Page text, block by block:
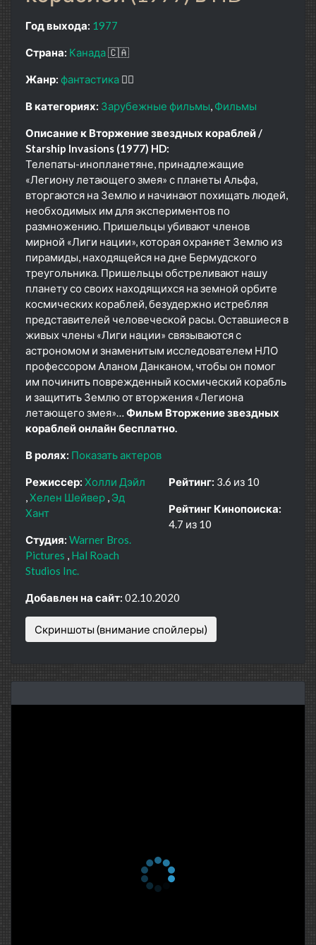
Год выхода: 1977
Страна: Канада🇨🇦
Жанр: фантастика 🧙‍♀️
В категориях: Зарубежные фильмы Фильмы
Описание к Вторжение звездных кораблей /
Starship Invasions (1977) HD:
Телепаты-инопланетяне, принадлежащие
«Легиону летающего змея» с планеты Альфа,
вторгаются на Землю и начинают похищать людей,
необходимых им для экспериментов по
размножению. Пришельцы убивают членов
мирной «Лиги нации», которая охраняет Землю из
пирамиды, находящейся на дне Бермудского
треугольника. Пришельцы обстреливают нашу
планету со своих находящихся на земной орбите
космических кораблей, безудержно истребляя
представителей человеческой расы. Оставшиеся в
живых члены «Лиги нации» связываются с
астрономом и знаменитым исследователем НЛО
профессором Аланом Данканом, чтобы он помог
им починить поврежденный космический корабль
и защитить Землю от вторжения «Легиона
летающего змея»… Фильм Вторжение звездных
кораблей онлайн бесплатно.
В ролях: Показать актеров
Режиссер: Холли Дэйл
Хелен Шейвер Эд
Хант
Студия: Warner Bros.
Pictures
Hal Roach
Studios Inc.
Рейтинг: 3.6 из 10
Рейтинг Кинопоиска:
4.7 из 10
Добавлен на сайт: 02.10.2020
Скриншоты (внимание спойлеры)